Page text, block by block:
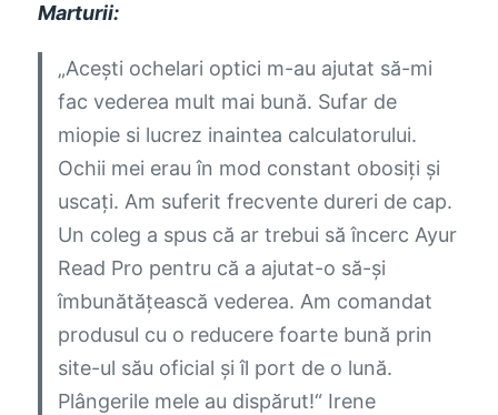
Marturii:
„Acești ochelari optici m-au ajutat să-mi
fac vederea mult mai bună. Sufar de
miopie si lucrez inaintea calculatorului.
Ochii mei erau în mod constant obosiți și
uscați. Am suferit frecvente dureri de cap.
Un coleg a spus că ar trebui să încerc Ayur
Read Pro pentru că a ajutat-o ​​să-și
îmbunătățească vederea. Am comandat
produsul cu o reducere foarte bună prin
site-ul său oficial și îl port de o lună.
Plângerile mele au dispărut!“ Irene